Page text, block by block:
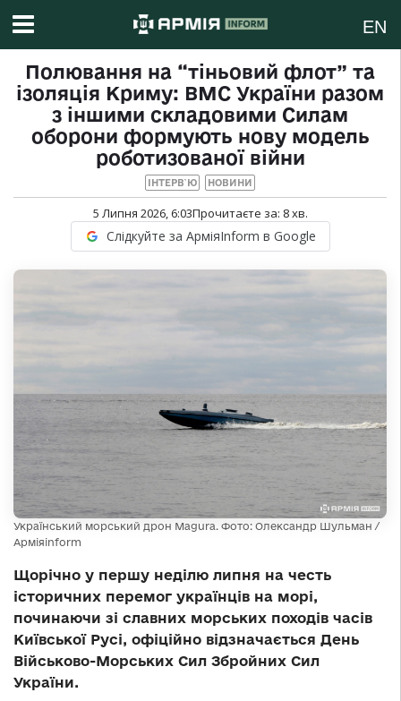
EN
Полювання на “тіньовий флот” та
ізоляція Криму: ВМС України разом
з іншими складовими Силам
оборони формують нову модель
роботизованої війни
ІНТЕРВ`Ю НОВИНИ
5 Липня 2026, 6:03Прочитаєте за: 8хв.
Слідкуйте за АрміяInform в Google
Український морський дрон Magura. Фото: Олександр Шульман /
Арміяinform
Щорічно у першу неділю липня на честь
історичних перемог українців на морі,
починаючи зі славних морських походів часів
Київської Русі, офіційно відзначається День
Військово-Морських Сил Збройних Сил
України.